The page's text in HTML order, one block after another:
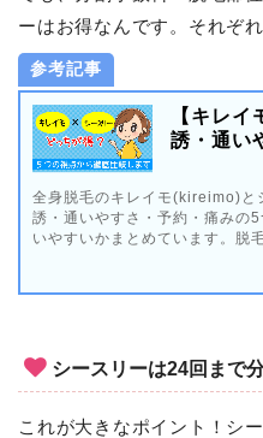
ーはお得なんです。それぞ
参考記事
【キレ
誘・通い
全身脱毛のキレイモ(kireimo)と
誘・通いやすさ・予約・痛みの
いやすいかまとめています。脱
機械の痛み、遅刻やキャンセル
シースリーは24回まで
これが大きなポイント！シ